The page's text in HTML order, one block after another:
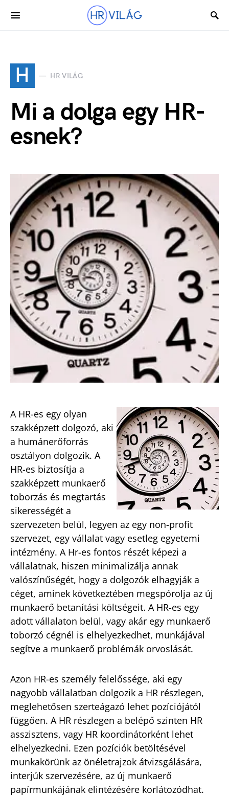
H HR VILÁG
Mi a dolga egy HR-
esnek?
A HR-es egy olyan
szakképzett dolgozó, aki
a humánerőforrás
osztályon dolgozik. A
HR-es biztosítja a
szakképzett munkaerő
toborzás és megtartás
sikerességét a
szervezeten belül, legyen az egy non-profit
szervezet, egy vállalat vagy esetleg egyetemi
intézmény. A Hr-es fontos részét képezi a
vállalatnak, hiszen minimalizálja annak
valószínűségét, hogy a dolgozók elhagyják a
céget, aminek következtében megspórolja az új
munkaerő betanítási költségeit. A HR-es egy
adott vállalaton belül, vagy akár egy munkaerő
toborzó cégnél is elhelyezkedhet, munkájával
segítve a munkaerő problémák orvoslását.
Azon HR-es személy felelőssége, aki egy
nagyobb vállalatban dolgozik a HR részlegen,
meglehetősen szerteágazó lehet pozíciójától
függően. A HR részlegen a belépő szinten HR
asszisztens, vagy HR koordinátorként lehet
elhelyezkedni. Ezen pozíciók betöltésével
munkakörünk az önéletrajzok átvizsgálására,
interjúk szervezésére, az új munkaerő
papírmunkájának elintézésére korlátozódhat.